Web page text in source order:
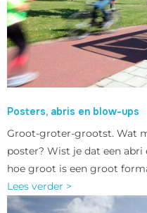
Posters, abris en blow-ups
Groot-groter-grootst. Wat
poster? Wist je dat een abri
hoe groot is een groot
Lees verder >